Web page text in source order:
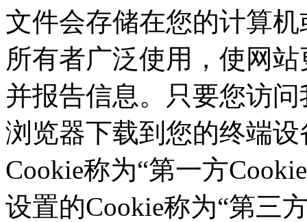
文件会存储在您的计算
所有者广泛使用，使网
并报告信息。只要您访问
浏览器下载到您的终端设
Cookie称为“第一方
设置的Cookie称为“第三